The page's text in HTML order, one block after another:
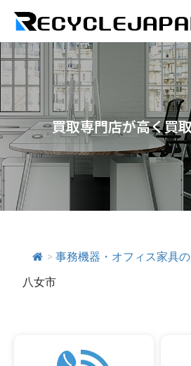
買取専門店が高く買
> 事務機器・オフィス家具
八女市